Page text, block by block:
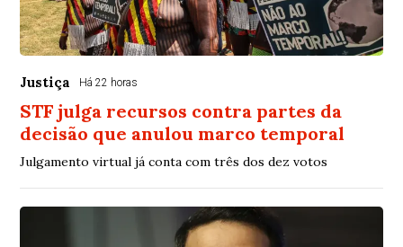
Justiça Há 22 horas
STF julga recursos contra partes da
decisão que anulou marco temporal
Julgamento virtual já conta com três dos dez votos